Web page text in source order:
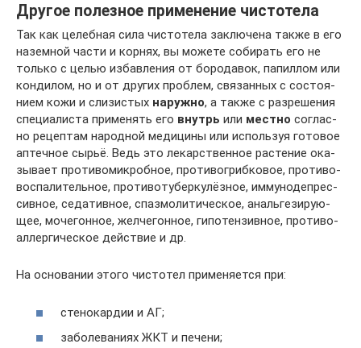
Другое полезное применение чистотела
Так как целеб­ная сила чисто­те­ла заклю­че­на так­же в его
назем­ной части и кор­нях, вы може­те соби­рать его не
толь­ко с целью избав­ле­ния от боро­да­вок, папил­лом или
кон­ди­лом, но и от дру­гих про­блем, свя­зан­ных с состо­я­
ни­ем кожи и сли­зи­стых наруж­но, а так­же с раз­ре­ше­ния
спе­ци­а­ли­ста при­ме­нять его внутрь или мест­но соглас­
но рецеп­там народ­ной меди­ци­ны или исполь­зуя гото­вое
аптеч­ное сырьё. Ведь это лекар­ствен­ное рас­те­ние ока­
зы­ва­ет про­ти­во­мик­роб­ное, про­ти­во­гриб­ко­вое, про­ти­во­
вос­па­ли­тель­ное, про­ти­во­ту­бер­ку­лёз­ное, имму­но­де­прес­
сив­ное, седа­тив­ное, спаз­мо­ли­ти­че­ское, аналь­ге­зи­ру­ю­
щее, моче­гон­ное, жел­че­гон­ное, гипо­тен­зив­ное, про­ти­во­
ал­лер­ги­че­ское дей­ствие и др.
На осно­ва­нии это­го чисто­тел при­ме­ня­ет­ся при:
сте­но­кар­дии и АГ;
забо­ле­ва­ни­ях ЖКТ и печени;